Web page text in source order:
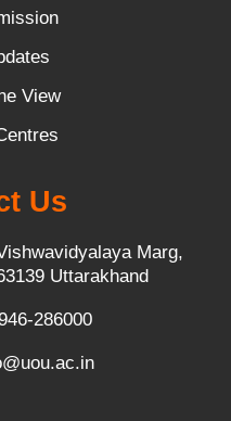
View
Us
Marg,
Uttarakhand
286000